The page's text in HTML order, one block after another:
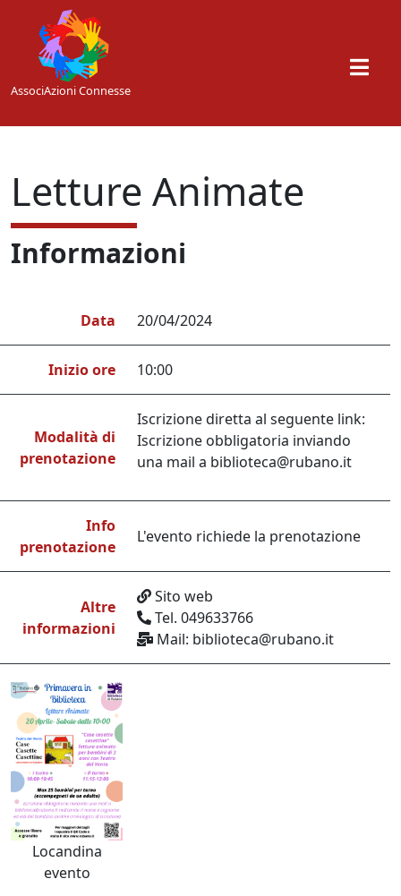
Skip to main content
AssociAzioni Connesse
Letture Animate
Informazioni
Data 20/04/2024
Inizio ore 10:00
Modalità di
prenotazione
Iscrizione diretta al seguente link:
Iscrizione obbligatoria inviando
una mail a biblioteca@rubano.it
Info
prenotazione
L'evento richiede la prenotazione
Altre
informazioni
Sito web
Tel. 049633766
Mail: biblioteca@rubano.it
Locandina
evento